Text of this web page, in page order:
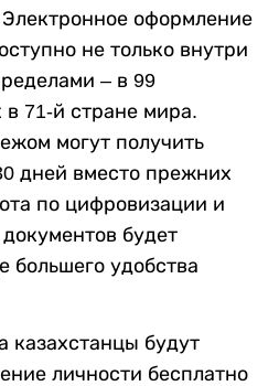
оформление
не только внутри
– в 99
71-й стране мира.
могут получить
дней вместо прежних
по цифровизации и
будет
большего удобства
казахстанцы будут
личности бесплатно